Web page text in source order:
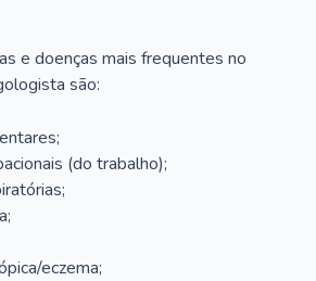
e doenças mais frequentes no
são:
(do trabalho);
eczema;